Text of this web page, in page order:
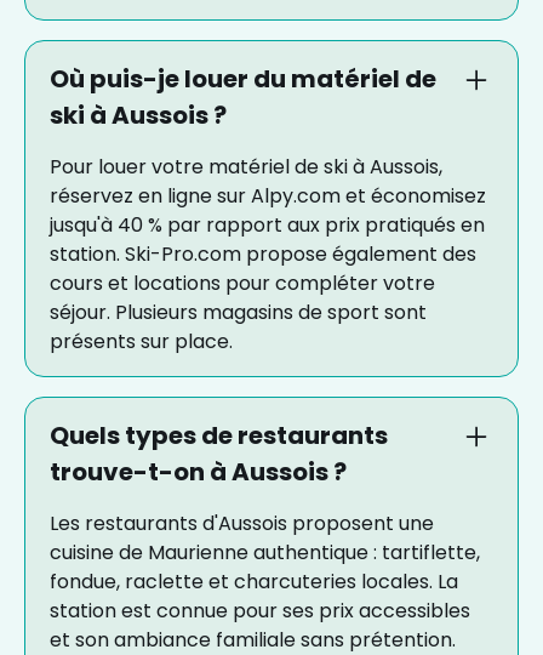
Où puis-je louer du matériel de
ski à Aussois ?
Pour louer votre matériel de ski à Aussois,
réservez en ligne sur Alpy.com et économisez
jusqu'à 40 % par rapport aux prix pratiqués en
station. Ski-Pro.com propose également des
cours et locations pour compléter votre
séjour. Plusieurs magasins de sport sont
présents sur place.
Quels types de restaurants
trouve-t-on à Aussois ?
Les restaurants d'Aussois proposent une
cuisine de Maurienne authentique : tartiflette,
fondue, raclette et charcuteries locales. La
station est connue pour ses prix accessibles
et son ambiance familiale sans prétention.